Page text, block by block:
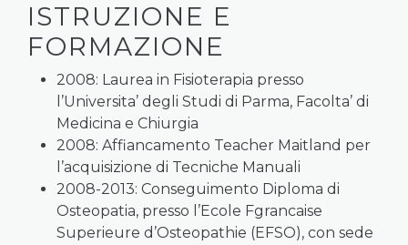
ISTRUZIONE E
FORMAZIONE
2008: Laurea in Fisioterapia presso
l’Universita’ degli Studi di Parma, Facolta’ di
Medicina e Chiurgia
2008: Affiancamento Teacher Maitland per
l’acquisizione di Tecniche Manuali
2008-2013: Conseguimento Diploma di
Osteopatia, presso l’Ecole Fgrancaise
Superieure d’Osteopathie (EFSO), con sede